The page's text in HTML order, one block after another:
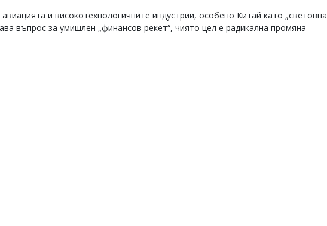
и високотехнологичните индустрии, особено Китай като „световна
въпрос за умишлен „финансов рекет“, чиято цел е радикална промяна